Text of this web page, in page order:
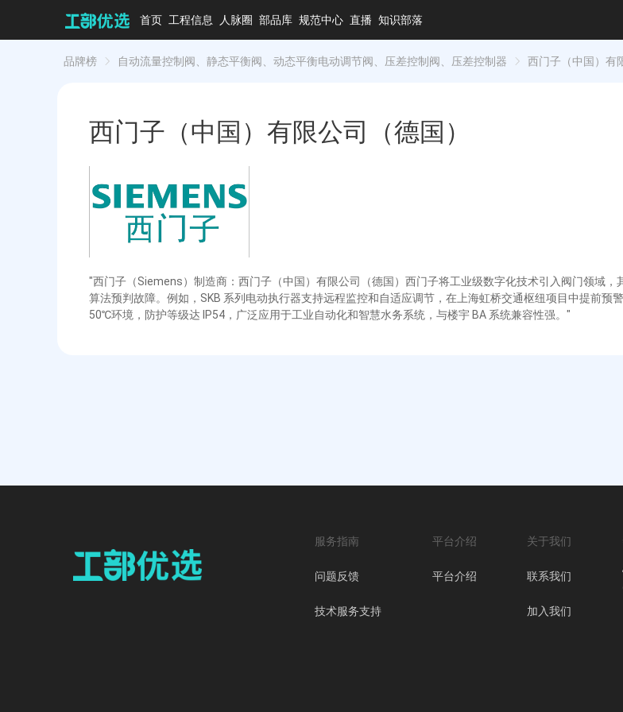
首页 工程信息 人脉圈 部品库 规范中心 直播 知识部落
品牌榜 自动流量控制阀、静态平衡阀、动态平衡电动调节阀、压差控制阀、压差控制器 西门子（中国）有
西门子（中国）有限公司（德国）
"西门子（Siemens）制造商：西门子（中国）有限公司（德国）西门子将工业级数字化技术引入阀门领域
算法预判故障。例如，SKB 系列电动执行器支持远程监控和自适应调节，在上海虹桥交通枢纽项目中提前
50℃环境，防护等级达 IP54，广泛应用于工业自动化和智慧水务系统，与楼宇 BA 系统兼容性强。"
服务指南
问题反馈
技术服务支持
平台介绍
平台介绍
关于我们
联系我们
加入我们